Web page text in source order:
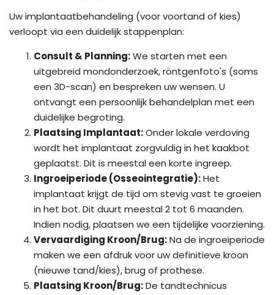
Uw implantaatbehandeling (voor voortand of kies)
verloopt via een duidelijk stappenplan:
Consult & Planning:We starten met een
uitgebreid mondonderzoek, röntgenfoto's (soms
een 3D-scan) en bespreken uw wensen. U
ontvangt een persoonlijk behandelplan met een
duidelijke begroting.
Plaatsing Implantaat:Onder lokale verdoving
wordt het implantaat zorgvuldig in het kaakbot
geplaatst. Dit is meestal een korte ingreep.
Ingroeiperiode (Osseointegratie):Het
implantaat krijgt de tijd om stevig vast te groeien
in het bot. Dit duurt meestal 2 tot 6 maanden.
Indien nodig, plaatsen we een tijdelijke voorziening.
Vervaardiging Kroon/Brug:Na de ingroeiperiode
maken we een afdruk voor uw definitieve kroon
(nieuwe tand/kies), brug of prothese.
Plaatsing Kroon/Brug:De tandtechnicus